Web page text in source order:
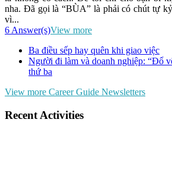
nha. Đã gọi là “BÙA” là phải có chút tự
vì...
6 Answer(s)View more
Ba điều sếp hay quên khi giao việc
Người đi làm và doanh nghiệp: “Đổ
thứ ba
View more Career Guide Newsletters
Recent Activities